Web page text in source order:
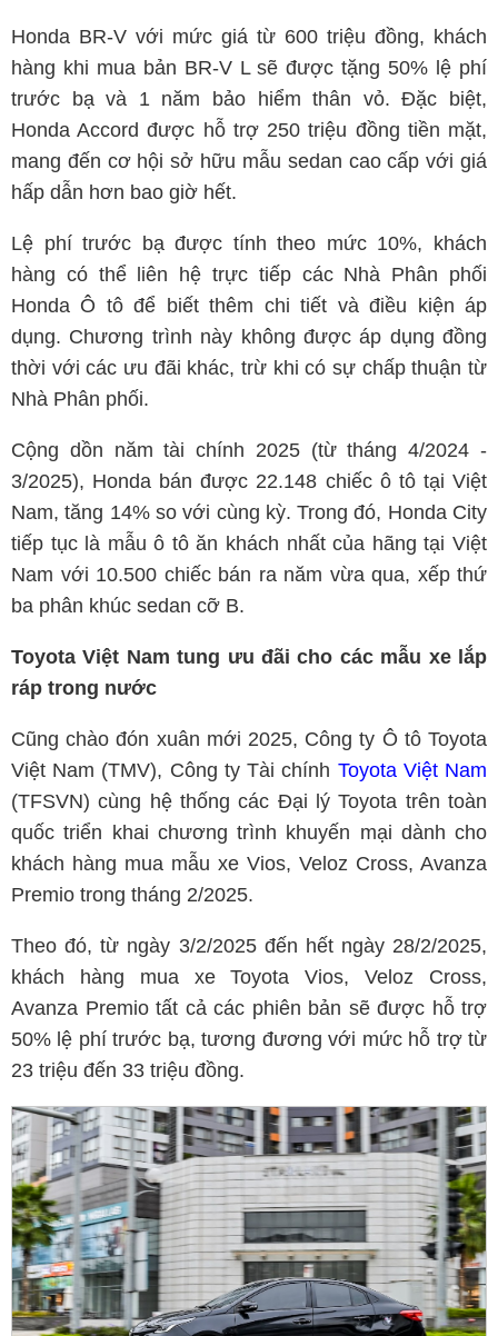
Honda BR-V với mức giá từ 600 triệu đồng, khách
hàng khi mua bản BR-V L sẽ được tặng 50% lệ phí
trước bạ và 1 năm bảo hiểm thân vỏ. Đặc biệt,
Honda Accord được hỗ trợ 250 triệu đồng tiền mặt,
mang đến cơ hội sở hữu mẫu sedan cao cấp với giá
hấp dẫn hơn bao giờ hết.
Lệ phí trước bạ được tính theo mức 10%, khách
hàng có thể liên hệ trực tiếp các Nhà Phân phối
Honda Ô tô để biết thêm chi tiết và điều kiện áp
dụng. Chương trình này không được áp dụng đồng
thời với các ưu đãi khác, trừ khi có sự chấp thuận từ
Nhà Phân phối.
Cộng dồn năm tài chính 2025 (từ tháng 4/2024 -
3/2025), Honda bán được 22.148 chiếc ô tô tại Việt
Nam, tăng 14% so với cùng kỳ. Trong đó, Honda City
tiếp tục là mẫu ô tô ăn khách nhất của hãng tại Việt
Nam với 10.500 chiếc bán ra năm vừa qua, xếp thứ
ba phân khúc sedan cỡ B.
Toyota Việt Nam tung ưu đãi cho các mẫu xe lắp
ráp trong nước
Cũng chào đón xuân mới 2025, Công ty Ô tô Toyota
Việt Nam (TMV), Công ty Tài chính Toyota Việt Nam
(TFSVN) cùng hệ thống các Đại lý Toyota trên toàn
quốc triển khai chương trình khuyến mại dành cho
khách hàng mua mẫu xe Vios, Veloz Cross, Avanza
Premio trong tháng 2/2025.
Theo đó, từ ngày 3/2/2025 đến hết ngày 28/2/2025,
khách hàng mua xe Toyota Vios, Veloz Cross,
Avanza Premio tất cả các phiên bản sẽ được hỗ trợ
50% lệ phí trước bạ, tương đương với mức hỗ trợ từ
23 triệu đến 33 triệu đồng.